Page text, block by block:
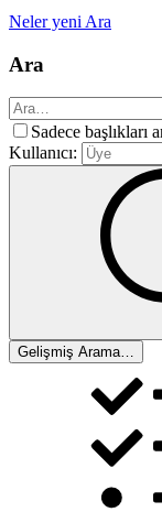
Neler yeni Ara
Ara
Sadece başlıkları
Kullanıcı:
Gelişmiş Arama…